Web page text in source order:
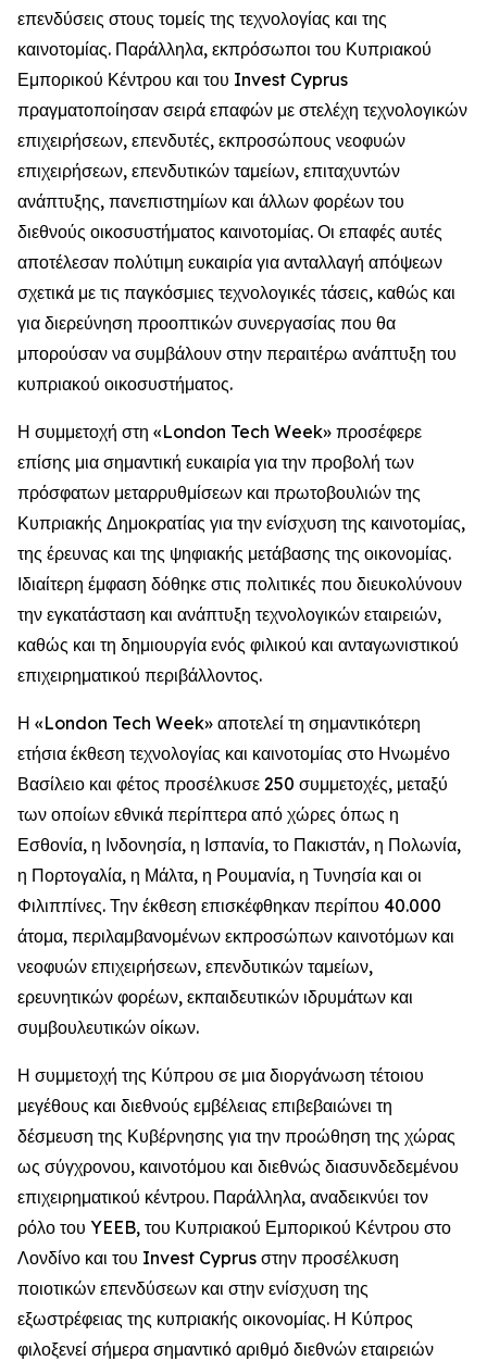
επενδύσεις στους τομείς της τεχνολογίας και της
καινοτομίας. Παράλληλα, εκπρόσωποι του Κυπριακού
Εμπορικού Κέντρου και του Invest Cyprus
πραγματοποίησαν σειρά επαφών με στελέχη τεχνολογικών
επιχειρήσεων, επενδυτές, εκπροσώπους νεοφυών
επιχειρήσεων, επενδυτικών ταμείων, επιταχυντών
ανάπτυξης, πανεπιστημίων και άλλων φορέων του
διεθνούς οικοσυστήματος καινοτομίας. Οι επαφές αυτές
αποτέλεσαν πολύτιμη ευκαιρία για ανταλλαγή απόψεων
σχετικά με τις παγκόσμιες τεχνολογικές τάσεις, καθώς και
για διερεύνηση προοπτικών συνεργασίας που θα
μπορούσαν να συμβάλουν στην περαιτέρω ανάπτυξη του
κυπριακού οικοσυστήματος.
Η συμμετοχή στη «London Tech Week» προσέφερε
επίσης μια σημαντική ευκαιρία για την προβολή των
πρόσφατων μεταρρυθμίσεων και πρωτοβουλιών της
Κυπριακής Δημοκρατίας για την ενίσχυση της καινοτομίας,
της έρευνας και της ψηφιακής μετάβασης της οικονομίας.
Ιδιαίτερη έμφαση δόθηκε στις πολιτικές που διευκολύνουν
την εγκατάσταση και ανάπτυξη τεχνολογικών εταιρειών,
καθώς και τη δημιουργία ενός φιλικού και ανταγωνιστικού
επιχειρηματικού περιβάλλοντος.
Η «London Tech Week» αποτελεί τη σημαντικότερη
ετήσια έκθεση τεχνολογίας και καινοτομίας στο Ηνωμένο
Βασίλειο και φέτος προσέλκυσε 250 συμμετοχές, μεταξύ
των οποίων εθνικά περίπτερα από χώρες όπως η
Εσθονία, η Ινδονησία, η Ισπανία, το Πακιστάν, η Πολωνία,
η Πορτογαλία, η Μάλτα, η Ρουμανία, η Τυνησία και οι
Φιλιππίνες. Την έκθεση επισκέφθηκαν περίπου 40.000
άτομα, περιλαμβανομένων εκπροσώπων καινοτόμων και
νεοφυών επιχειρήσεων, επενδυτικών ταμείων,
ερευνητικών φορέων, εκπαιδευτικών ιδρυμάτων και
συμβουλευτικών οίκων.
Η συμμετοχή της Κύπρου σε μια διοργάνωση τέτοιου
μεγέθους και διεθνούς εμβέλειας επιβεβαιώνει τη
δέσμευση της Κυβέρνησης για την προώθηση της χώρας
ως σύγχρονου, καινοτόμου και διεθνώς διασυνδεδεμένου
επιχειρηματικού κέντρου. Παράλληλα, αναδεικνύει τον
ρόλο του YEEB, του Κυπριακού Εμπορικού Κέντρου στο
Λονδίνο και του Invest Cyprus στην προσέλκυση
ποιοτικών επενδύσεων και στην ενίσχυση της
εξωστρέφειας της κυπριακής οικονομίας. Η Κύπρος
φιλοξενεί σήμερα σημαντικό αριθμό διεθνών εταιρειών